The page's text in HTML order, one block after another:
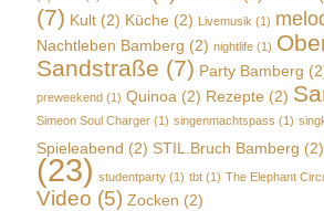
(7) Kult (2) Küche (2) Livemusik (1)
Nachtleben Bamberg (2) nightlife (1)
Sandstraße (7) Party Bamberg
preweekend (1) Quinoa (2) Rezepte (2)
Simeon Soul Charger (1) singenmachtspass (1)
Spieleabend (2) STIL.Bruch Bamberg (2)
(23) studentparty (1) tbt (1) The Elephant
Video (5) Zocken (2)